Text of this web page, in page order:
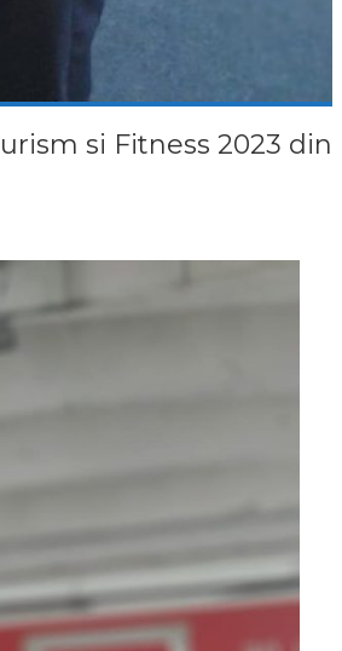
si Fitness 2023 din